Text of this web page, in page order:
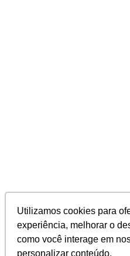
Utilizamos cookies para
experiência, melhorar o
como você interage em
personalizar conteúdo.